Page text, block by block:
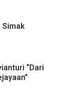
Simak
“Dari